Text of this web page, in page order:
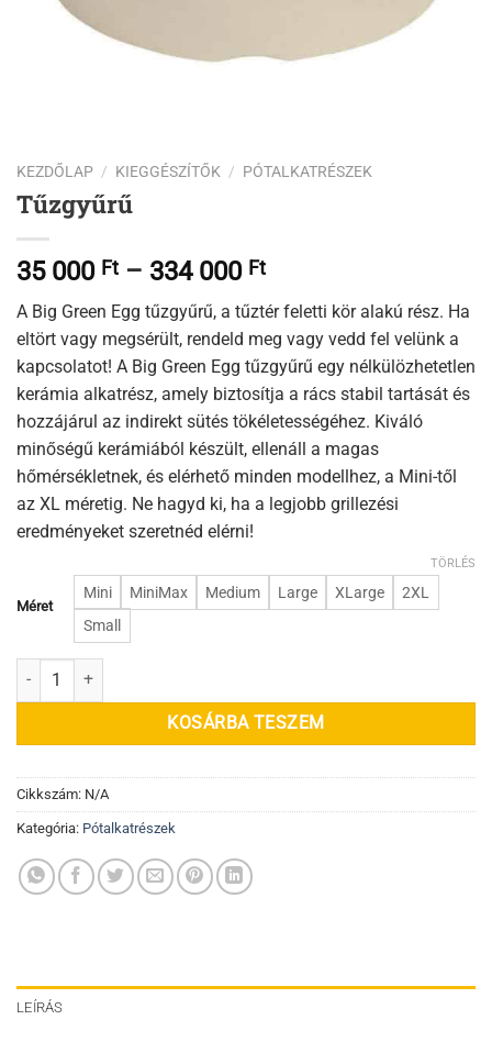
KEZDŐLAP / KIEGGÉSZÍTŐK / PÓTALKATRÉSZEK
Tűzgyűrű
35 000 Ft – 334 000 FtÁrtartomány:
35
000 Ft
-
334
000 Ft
A Big Green Egg tűzgyűrű, a tűztér feletti kör alakú rész. Ha
eltört vagy megsérült, rendeld meg vagy vedd fel velünk a
kapcsolatot! A Big Green Egg tűzgyűrű egy nélkülözhetetlen
kerámia alkatrész, amely biztosítja a rács stabil tartását és
hozzájárul az indirekt sütés tökéletességéhez. Kiváló
minőségű kerámiából készült, ellenáll a magas
hőmérsékletnek, és elérhető minden modellhez, a Mini-től
az XL méretig. Ne hagyd ki, ha a legjobb grillezési
eredményeket szeretnéd elérni!
Méret
Mini MiniMax Medium Large XLarge
2XL
Small
TÖRLÉS
Tűzgyűrű mennyiség
KOSÁRBA TESZEM
Cikkszám: N/A
Kategória: Pótalkatrészek
LEÍRÁS